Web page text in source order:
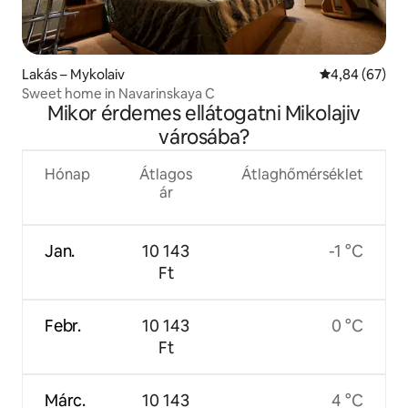
Lakás – Mykolaiv Átlagos
4,84 (67)
Sweet home in Navarinskaya C
Mikor érdemes ellátogatni Mikolajiv
városába?
Hónap
Jan.
Febr.
Márc.
Átlagos
ár
10 143
Ft
10 143
Ft
10 143
Átlaghőmérséklet
-1 °C
0 °C
4 °C